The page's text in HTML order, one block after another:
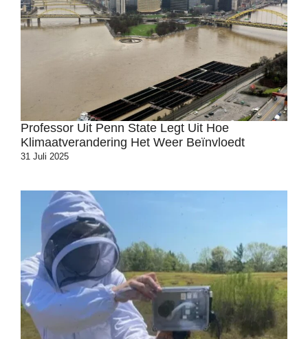
Professor Uit Penn State Legt Uit Hoe
Klimaatverandering Het Weer Beïnvloedt
31 Juli 2025